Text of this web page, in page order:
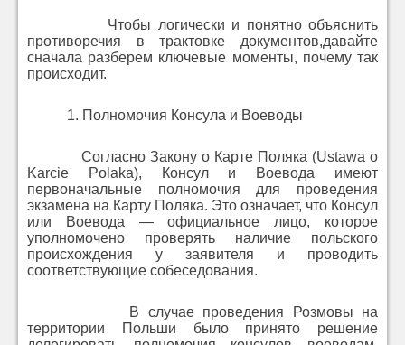
Чтобы логически и понятно объяснить
противоречия в трактовке документов,давайте
сначала разберем ключевые моменты, почему так
происходит.
1. Полномочия Консула и Воеводы
Согласно Закону о Карте Поляка (Ustawa o
Karcie Polaka), Консул и Воевода имеют
первоначальные полномочия для проведения
экзамена на Карту Поляка. Это означает, что Консул
или Воевода — официальное лицо, которое
уполномочено проверять наличие польского
происхождения у заявителя и проводить
соответствующие собеседования.
В случае проведения Розмовы на
территории Польши было принято решение